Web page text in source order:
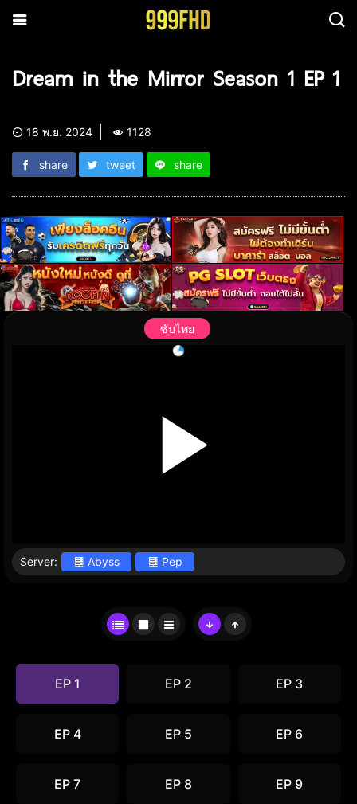
Dream in the Mirror Season 1 EP 1
18 พ.ย. 2024 1128
share tweet share
ซับไทย
Server: Abyss Pep
EP 1 EP 2 EP 3
EP 4 EP 5 EP 6
EP 7 EP 8 EP 9